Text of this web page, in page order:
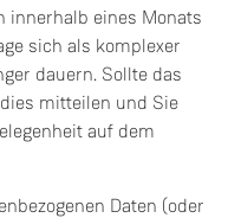
innerhalb eines Monats
sich als komplexer
dauern. Sollte das
mitteilen und Sie
auf dem
Daten (oder